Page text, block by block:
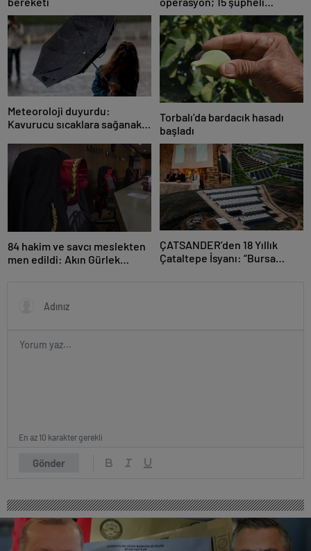
gözaltına alındı
Meteoroloji duyurdu:
Kavurucu sıcaklara sağanak
Torbalı’da bardacık hasadı
başladı
84 hakim ve savcı meslekten
men edildi: Akın Gürlek
ÇATSANDER’den 18 Yıllık
Çataltepe İsyanı: “Bursa
Gönder
En az 10 karakter gerekli